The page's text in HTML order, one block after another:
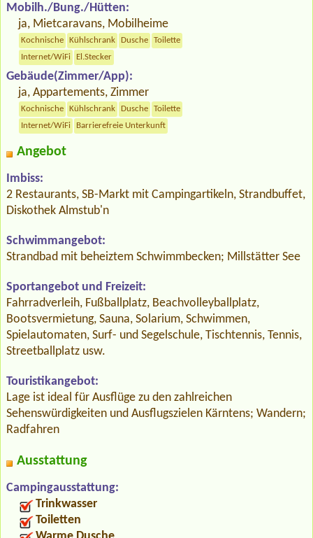
Mobilh./Bung./Hütten:
ja, Mietcaravans, Mobilheime
Kochnische Kühlschrank Dusche
Toilette
Internet/WiFi
El.Stecker
Gebäude(Zimmer/App):
ja, Appartements, Zimmer
Kochnische Kühlschrank Dusche
Toilette
Internet/WiFi
Barrierefreie Unterkunft
Angebot
Imbiss:
2 Restaurants, SB-Markt mit Campingartikeln, Strandbuffet,
Diskothek Almstub'n
Schwimmangebot:
Strandbad mit beheiztem Schwimmbecken; Millstätter See
Sportangebot und Freizeit:
Fahrradverleih, Fußballplatz, Beachvolleyballplatz,
Bootsvermietung, Sauna, Solarium, Schwimmen,
Spielautomaten, Surf- und Segelschule, Tischtennis, Tennis,
Streetballplatz usw.
Touristikangebot:
Lage ist ideal für Ausflüge zu den zahlreichen
Sehenswürdigkeiten und Ausflugszielen Kärntens; Wandern;
Radfahren
Ausstattung
Campingausstattung:
Trinkwasser
Toiletten